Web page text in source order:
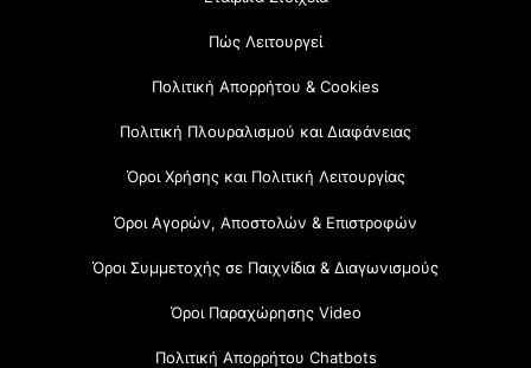
Πώς Λειτουργεί
Πολιτική Απορρήτου & Cookies
Πολιτική Πλουραλισμού και Διαφάνειας
Όροι Χρήσης και Πολιτική Λειτουργίας
Όροι Αγορών, Αποστολών & Επιστροφών
Όροι Συμμετοχής σε Παιχνίδια & Διαγωνισμούς
Όροι Παραχώρησης Video
Πολιτική Απορρήτου Chatbots